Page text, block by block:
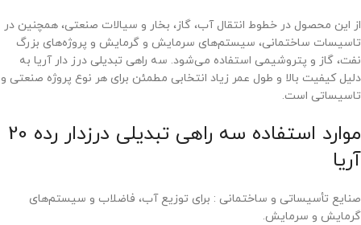
از این محصول در خطوط انتقال آب، گاز، بخار و سیالات صنعتی، همچنین در
تاسیسات ساختمانی، سیستم‌های سرمایش و گرمایش و پروژه‌های بزرگ
نفت، گاز و پتروشیمی استفاده می‌شود. سه راهی تبدیلی درز دار آریا به
دلیل کیفیت بالا و طول عمر زیاد انتخابی مطمئن برای هر نوع پروژه صنعتی و
تاسیساتی است.
موارد استفاده سه راهی تبدیلی درزدار رده 20
آریا
صنایع تأسیساتی و ساختمانی : برای توزیع آب، فاضلاب و سیستم‌های
گرمایش و سرمایش.